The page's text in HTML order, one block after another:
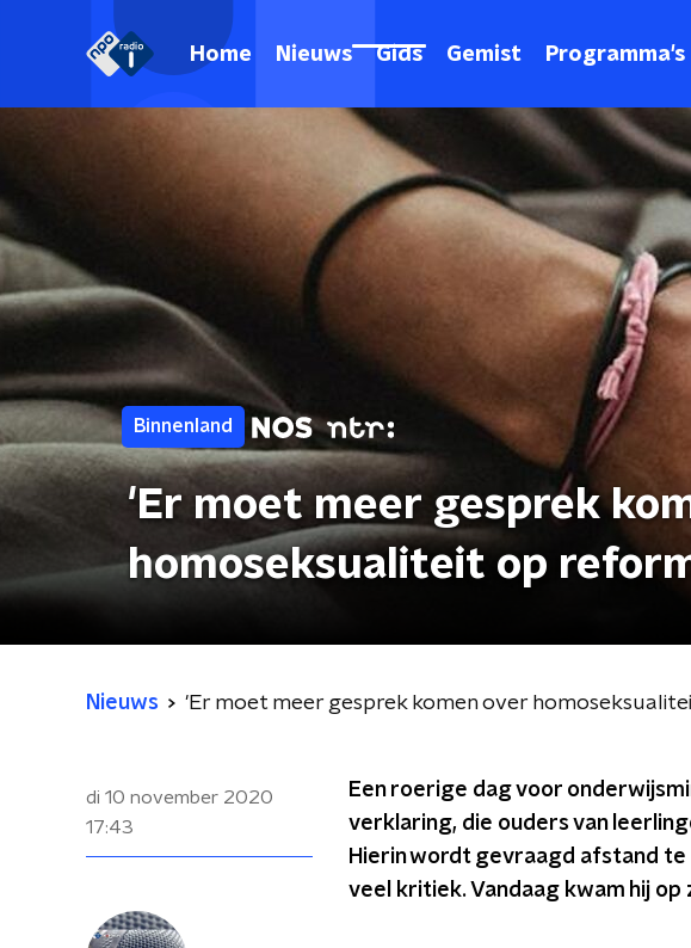
Home Nieuws Gids Gemist Programma's
Binnenland
'Er moet meer gesprek
homoseksualiteit op
Nieuws 'Er moet meer gesprek komen over
di 10 november 2020
17:43
Een roerige dag voor
verklaring, die ouders van
Hierin wordt gevraagd afstand te
veel kritiek. Vandaag kwam hij op